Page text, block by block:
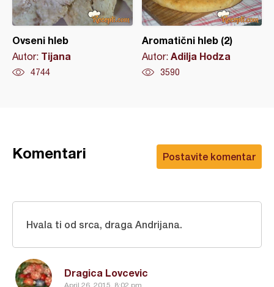
Ovseni hleb
Autor: Tijana
4744
Aromatični hleb (2)
Autor: Adilja Hodza
3590
Postavite komentar
Komentari
Dragica Lovcevic
April 26, 2015, 8:02 pm
Hvala ti od srca, draga Andrijana.